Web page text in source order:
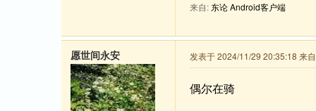
来自:东论 Android客户端
发表于 2024/11/29 20:35:18 来
偶尔在骑
愿世间永安